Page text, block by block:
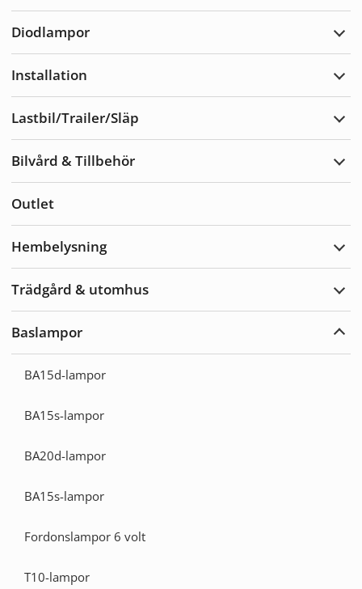
Diodlampor
Installation
Lastbil/Trailer/Släp
Bilvård & Tillbehör
Outlet
Hembelysning
Trädgård & utomhus
Baslampor
BA15d-lampor
BA15s-lampor
BA20d-lampor
BA15s-lampor
Fordonslampor 6 volt
T10-lampor